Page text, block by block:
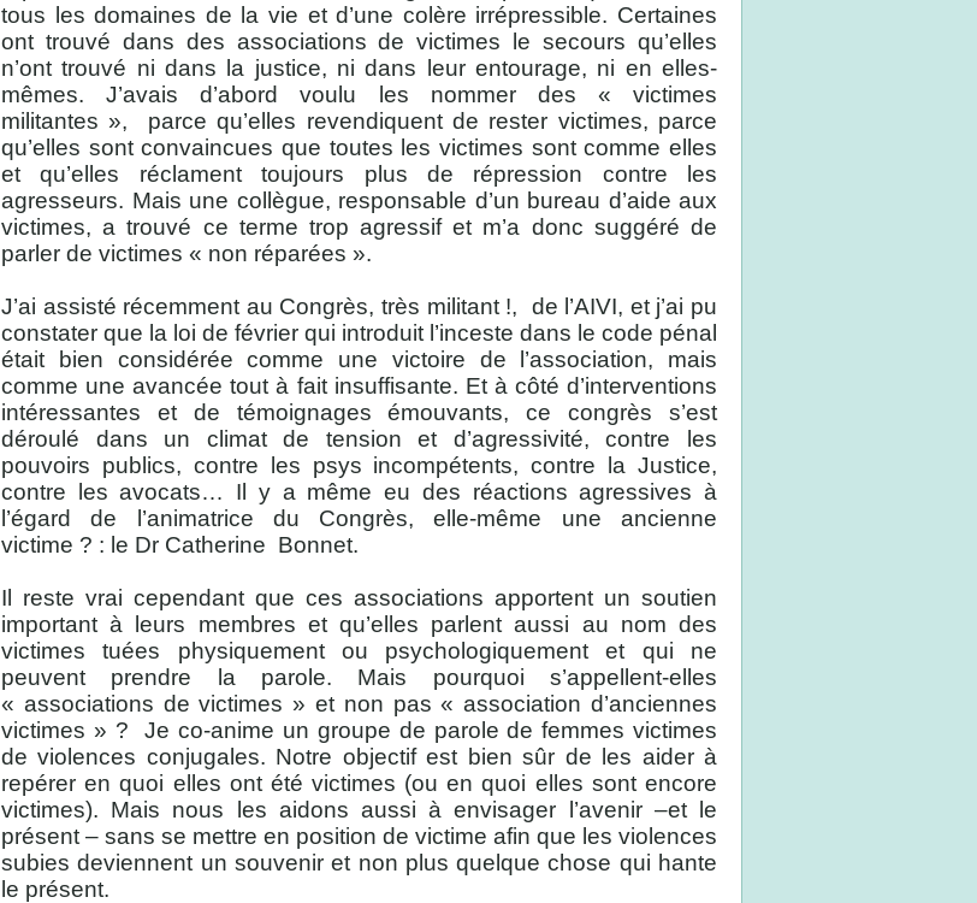
tous les domaines de la vie et d’une colère irrépressible. Certaines
ont trouvé dans des associations de victimes le secours qu’elles
n’ont trouvé ni dans la justice, ni dans leur entourage, ni en elles-
mêmes. J’avais d’abord voulu les nommer des « victimes
militantes »,
parce qu’elles revendiquent de rester victimes, parce
qu’elles sont convaincues que toutes les victimes sont comme elles
et qu’elles réclament toujours plus de répression contre les
agresseurs. Mais une collègue, responsable d’un bureau d’aide aux
victimes, a trouvé ce terme trop agressif et m’a donc suggéré de
parler de victimes « non réparées ».
J’ai assisté récemment au Congrès, très militant !,
de l’AIVI, et j’ai pu
constater que la loi de février qui introduit l’inceste dans le code pénal
était bien considérée comme une victoire de l’association, mais
comme une avancée tout à fait insuffisante. Et à côté d’interventions
intéressantes et de témoignages émouvants, ce congrès s’est
déroulé dans un climat de tension et d’agressivité, contre les
pouvoirs publics, contre les psys incompétents, contre la Justice,
contre les avocats… Il y a même eu des réactions agressives à
l’égard de l’animatrice du Congrès, elle-même une ancienne
victime ? : le Dr Catherine Bonnet.
Il reste vrai cependant que ces associations apportent un soutien
important à leurs membres et qu’elles parlent aussi au nom des
victimes tuées physiquement ou psychologiquement et qui ne
peuvent prendre la parole. Mais pourquoi s’appellent-elles
« associations de victimes » et non pas « association d’anciennes
victimes » ?
Je co-anime un groupe de parole de femmes victimes
de violences conjugales. Notre objectif est bien sûr de les aider à
repérer en quoi elles ont été victimes (ou en quoi elles sont encore
victimes). Mais nous les aidons aussi à envisager l’avenir –et le
présent – sans se mettre en position de victime afin que les violences
subies deviennent un souvenir et non plus quelque chose qui hante
le présent.